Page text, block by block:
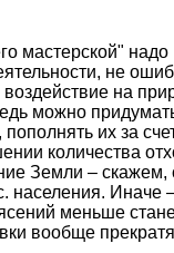
мастерской"
не
на
можно
пополнять их за
количества
Земли –
населения. Иначе
меньше
вообще